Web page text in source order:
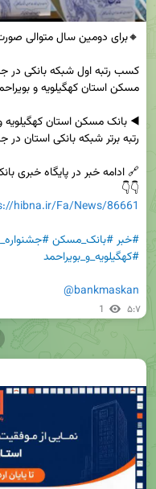
👇👇
hibna.ir/Fa/News/86661
#خبر#بانک_مسکن
#کهگیلویه_و_بویراحمد
@bankmaskan
1 ۵:۷